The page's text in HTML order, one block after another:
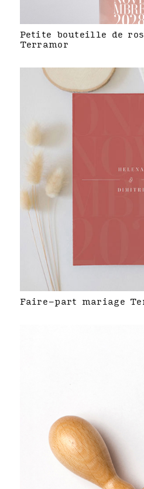
Petite bouteille de
Terramor
Faire-part mariage